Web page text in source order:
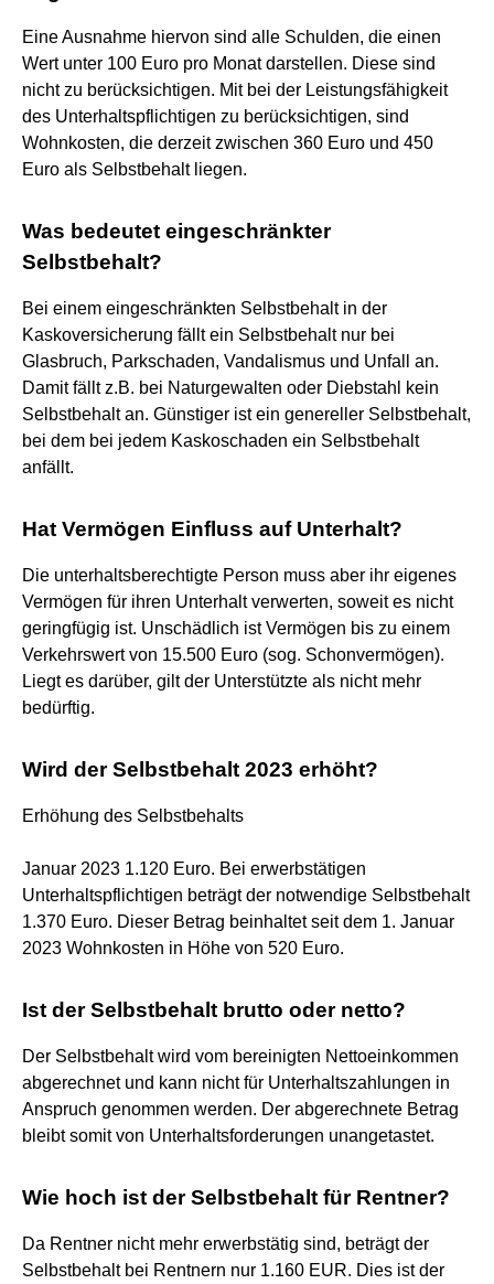
Eine Ausnahme hiervon sind alle Schulden, die einen
Wert unter 100 Euro pro Monat darstellen. Diese sind
nicht zu berücksichtigen. Mit bei der Leistungsfähigkeit
des Unterhaltspflichtigen zu berücksichtigen, sind
Wohnkosten, die derzeit zwischen 360 Euro und 450
Euro als Selbstbehalt liegen.
Was bedeutet eingeschränkter
Selbstbehalt?
Bei einem eingeschränkten Selbstbehalt in der
Kaskoversicherung fällt ein Selbstbehalt nur bei
Glasbruch, Parkschaden, Vandalismus und Unfall an.
Damit fällt z.B. bei Naturgewalten oder Diebstahl kein
Selbstbehalt an. Günstiger ist ein genereller Selbstbehalt,
bei dem bei jedem Kaskoschaden ein Selbstbehalt
anfällt.
Hat Vermögen Einfluss auf Unterhalt?
Die unterhaltsberechtigte Person muss aber ihr eigenes
Vermögen für ihren Unterhalt verwerten, soweit es nicht
geringfügig ist. Unschädlich ist Vermögen bis zu einem
Verkehrswert von 15.500 Euro (sog. Schonvermögen).
Liegt es darüber, gilt der Unterstützte als nicht mehr
bedürftig.
Wird der Selbstbehalt 2023 erhöht?
Erhöhung des Selbstbehalts
Januar 2023 1.120 Euro. Bei erwerbstätigen
Unterhaltspflichtigen beträgt der notwendige Selbstbehalt
1.370 Euro. Dieser Betrag beinhaltet seit dem 1. Januar
2023 Wohnkosten in Höhe von 520 Euro.
Ist der Selbstbehalt brutto oder netto?
Der Selbstbehalt wird vom bereinigten Nettoeinkommen
abgerechnet und kann nicht für Unterhaltszahlungen in
Anspruch genommen werden. Der abgerechnete Betrag
bleibt somit von Unterhaltsforderungen unangetastet.
Wie hoch ist der Selbstbehalt für Rentner?
Da Rentner nicht mehr erwerbstätig sind, beträgt der
Selbstbehalt bei Rentnern nur 1.160 EUR. Dies ist der